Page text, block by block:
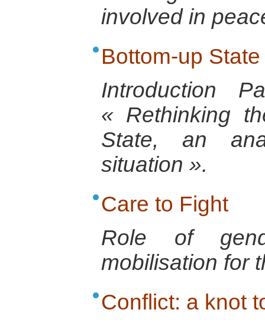
involved in
Bottom-up
Introduction
« Rethinking
State, an
situation ».
Care to Fight
Role of
mobilisation for
Conflict: a knot